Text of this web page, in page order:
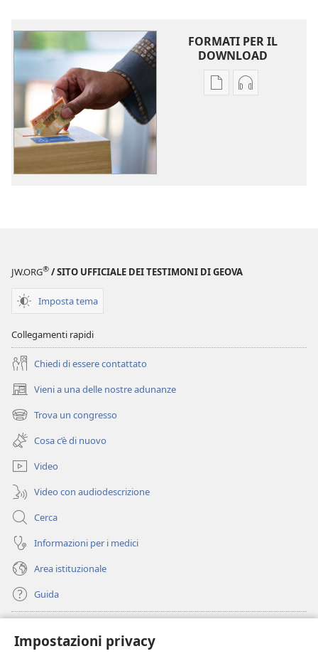
Impostazioni privacy
FORMATI PER IL
DOWNLOAD
OpzioniOpzioni
JW.ORG® / SITO UFFICIALE DEI TESTIMONI DI GEOVA
Imposta tema
Collegamenti rapidi
Chiedi di essere contattato
Vieni a una delle nostre adunanze
(apre
una
nuova
finestra)
Trova un congresso
(apre
una
nuova
finestra)
Cosa c’è di nuovo
Video
Video con audiodescrizione
Cerca
Informazioni per i medici
Area istituzionale
Guida
(apre
una